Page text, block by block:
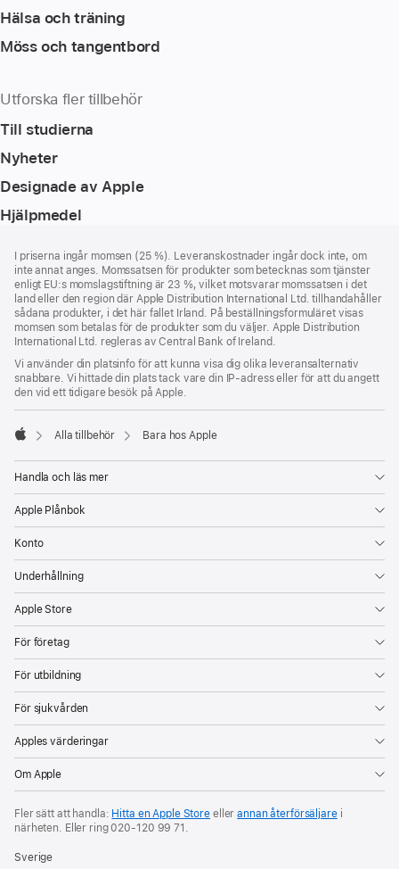
Hälsa och träning
Möss och tangentbord
Utforska fler tillbehör
Till studierna
Nyheter
Designade av Apple
Hjälpmedel
I priserna ingår momsen (25 %). Leveranskostnader ingår dock inte, om
inte annat anges. Momssatsen för produkter som betecknas som tjänster
enligt EU:s momslagstiftning är 23 %, vilket motsvarar momssatsen i det
land eller den region där Apple Distribution International Ltd. tillhandahåller
sådana produkter, i det här fallet Irland. På beställningsformuläret visas
momsen som betalas för de produkter som du väljer. Apple Distribution
International Ltd. regleras av Central Bank of Ireland.
Vi använder din platsinfo för att kunna visa dig olika leveransalternativ
snabbare. Vi hittade din plats tack vare din IP-adress eller för att du angett
den vid ett tidigare besök på Apple.
Alla tillbehör Bara hos Apple
Handla och läs mer
Apple Plånbok
Konto
Underhållning
Apple Store
För företag
För utbildning
För sjukvården
Apples värderingar
Om Apple
Fler sätt att handla: Hitta en Apple Storeellerannan återförsäljarei
närheten. Eller ring020‑120 99 71 .
Sverige